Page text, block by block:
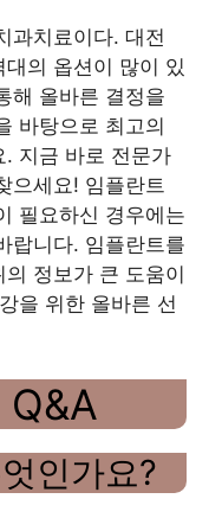
과치료이다. 대전
의 옵션이 많이 있
해 올바른 결정을
바탕으로 최고의
. 지금 바로 전문가
으세요! 임플란트
필요하신 경우에는
랍니다. 임플란트를
정보가 큰 도움이
을 위한 올바른 선
인가요?